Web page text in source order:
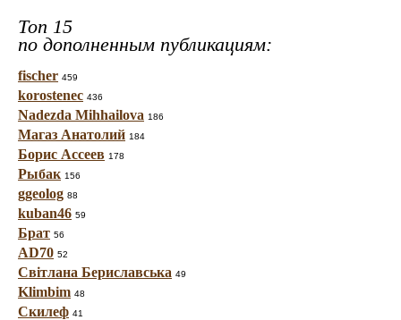
Топ 15
по дополненным публикациям:
fischer 459
korostenec 436
Nadezda Mihhailova 186
Магаз Анатолий 184
Борис Ассеев 178
Рыбак 156
ggeolog 88
kuban46 59
Брат 56
AD70 52
Світлана Бериславська 49
Klimbim 48
Скилеф 41